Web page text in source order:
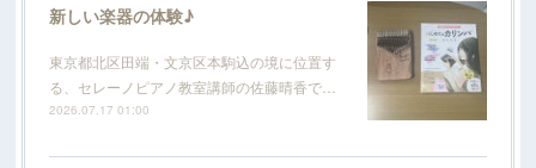
新しい楽器の体験♪
東京都北区田端・文京区本駒込の境に位置す
る、セレーノピアノ教室講師の佐藤晴香で…
2026.07.17 01:00